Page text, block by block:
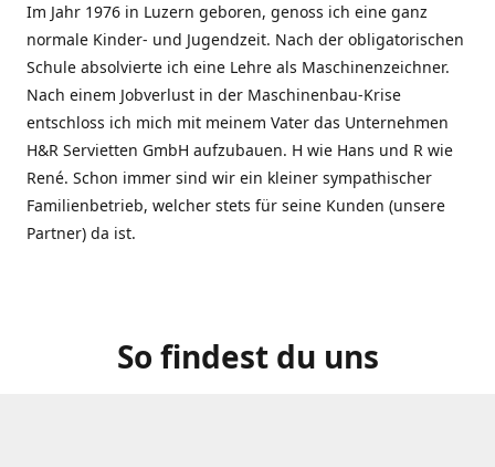
Im Jahr 1976 in Luzern geboren, genoss ich eine ganz
normale Kinder- und Jugendzeit. Nach der obligatorischen
Schule absolvierte ich eine Lehre als Maschinenzeichner.
Nach einem Jobverlust in der Maschinenbau-Krise
entschloss ich mich mit meinem Vater das Unternehmen
H&R Servietten GmbH aufzubauen. H wie Hans und R wie
René. Schon immer sind wir ein kleiner sympathischer
Familienbetrieb, welcher stets für seine Kunden (unsere
Partner) da ist.
So findest du uns